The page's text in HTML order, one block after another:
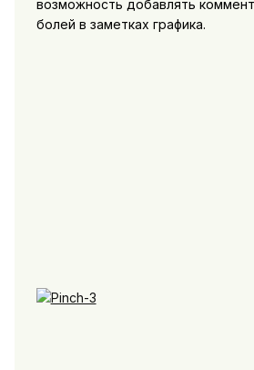
возможность добавлять
болей в заметках графика.